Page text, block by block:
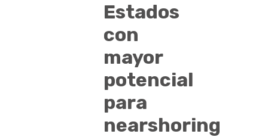
Estados
con
mayor
potencial
para
nearshoring